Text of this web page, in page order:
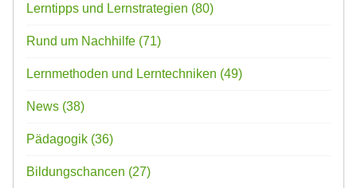
Lerntipps und Lernstrategien (80)
Rund um Nachhilfe (71)
Lernmethoden und Lerntechniken (49)
News (38)
Pädagogik (36)
Bildungschancen (27)